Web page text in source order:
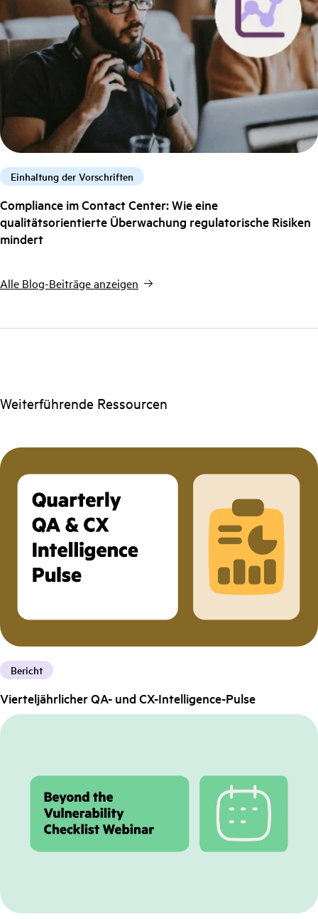
Einhaltung der Vorschriften
Compliance im Contact Center: Wie eine
qualitätsorientierte Überwachung regulatorische Risiken
mindert
Alle Blog-Beiträge anzeigen
Weiterführende Ressourcen
Bericht
Vierteljährlicher QA- und CX-Intelligence-Pulse